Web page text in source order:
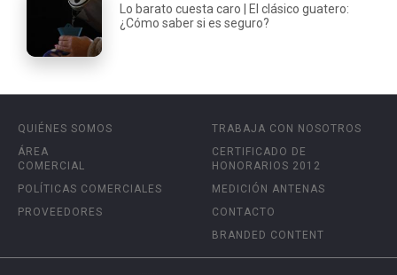
Lo barato cuesta caro | El clásico guatero:
¿Cómo saber si es seguro?
QUIÉNES SOMOS
ÁREA
COMERCIAL
POLÍTICAS COMERCIALES
PROVEEDORES
TRABAJA CON NOSOTROS
CERTIFICADO DE
HONORARIOS 2012
MEDICIÓN ANTENAS
CONTACTO
BRANDED CONTENT